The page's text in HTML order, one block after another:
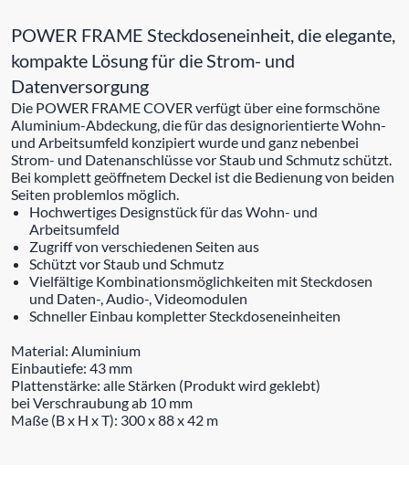
POWER FRAME Steckdoseneinheit, die elegante,
kompakte Lösung für die Strom- und
Datenversorgung
Die POWER FRAME COVER verfügt über eine formschöne
Aluminium-Abdeckung, die für das designorientierte Wohn-
und Arbeitsumfeld konzipiert wurde und ganz nebenbei
Strom- und Datenanschlüsse vor Staub und Schmutz schützt.
Bei komplett geöffnetem Deckel ist die Bedienung von beiden
Seiten problemlos möglich.
Hochwertiges Designstück für das Wohn- und
Arbeitsumfeld
Zugriff von verschiedenen Seiten aus
Schützt vor Staub und Schmutz
Vielfältige Kombinationsmöglichkeiten mit Steckdosen
und Daten-, Audio-, Videomodulen
Schneller Einbau kompletter Steckdoseneinheiten
Material: Aluminium
Einbautiefe: 43 mm
Plattenstärke: alle Stärken (Produkt wird geklebt)
bei Verschraubung ab 10 mm
Maße (B x H x T): 300 x 88 x 42 m